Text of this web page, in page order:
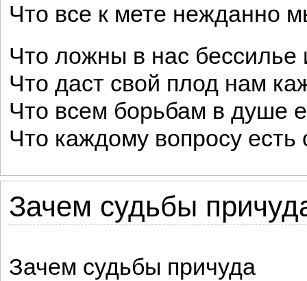
Что все к мете нежданно
Что ложны в нас
Что даст свой плод нам
Что всем борьбам в душе
Что каждому вопросу есть
Зачем судьбы
Зачем судьбы причуда